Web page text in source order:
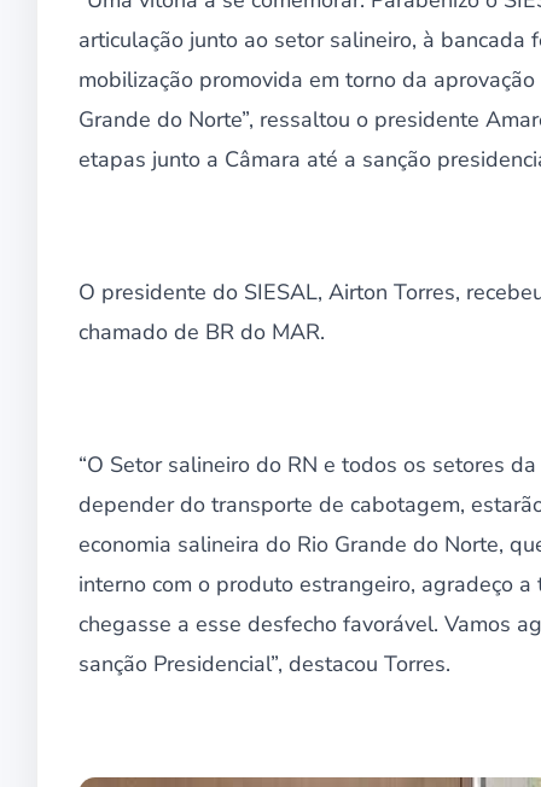
articulação junto ao setor salineiro, à
mobilização promovida em torno da
Grande do Norte”, ressaltou o presidente
etapas junto a Câmara até a sanção
O presidente do SIESAL, Airton Torres,
chamado de BR do MAR.
“O Setor salineiro do RN e todos os setores
depender do transporte de cabotagem,
economia salineira do Rio Grande do Norte,
interno com o produto estrangeiro, agradeço
chegasse a esse desfecho favorável. Vamos
sanção Presidencial”, destacou Torres.